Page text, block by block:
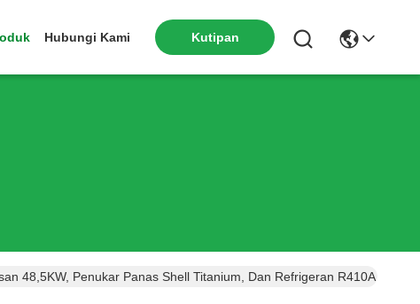
Hubungi Kami Kutipan
48,5KW, Penukar Panas Shell Titanium, Dan Refrigeran R410A